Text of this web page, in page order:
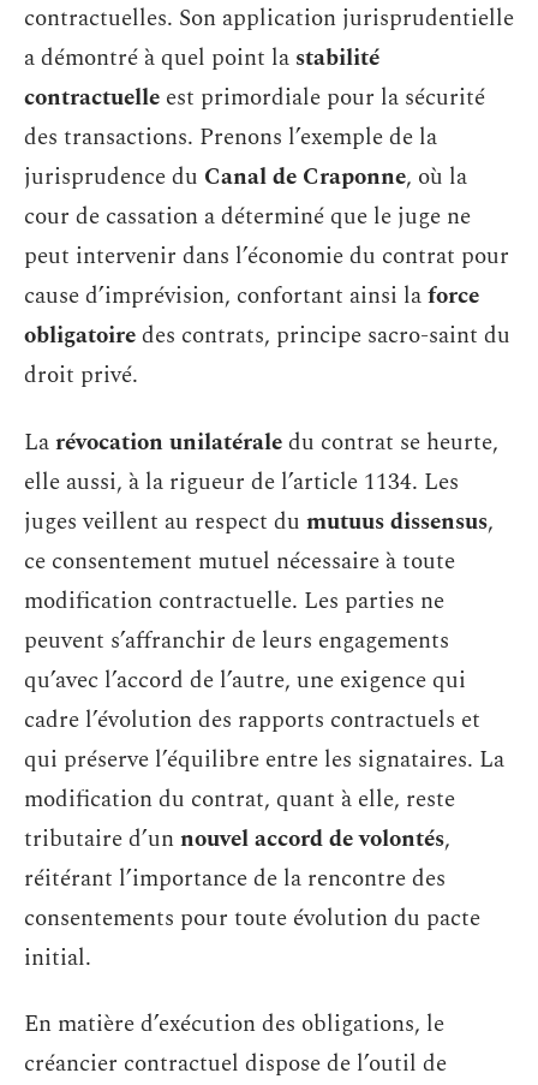
contractuelles. Son application jurisprudentielle
a démontré à quel point la stabilité
contractuelle est primordiale pour la sécurité
des transactions. Prenons l’exemple de la
jurisprudence du Canal de Craponne, où la
cour de cassation a déterminé que le juge ne
peut intervenir dans l’économie du contrat pour
cause d’imprévision, confortant ainsi laforce
obligatoiredes contrats, principe sacro-saint du
droit privé.
Larévocation unilatéraledu contrat se heurte,
elle aussi, à la rigueur de l’article 1134. Les
juges veillent au respect du mutuus dissensus,
ce consentement mutuel nécessaire à toute
modification contractuelle. Les parties ne
peuvent s’affranchir de leurs engagements
qu’avec l’accord de l’autre, une exigence qui
cadre l’évolution des rapports contractuels et
qui préserve l’équilibre entre les signataires. La
modification du contrat, quant à elle, reste
tributaire d’unnouvel accord de volontés,
réitérant l’importance de la rencontre des
consentements pour toute évolution du pacte
initial.
En matière d’exécution des obligations, le
créancier contractuel dispose de l’outil de